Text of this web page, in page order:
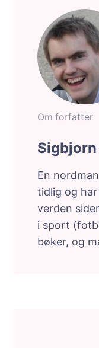
Om forfatter
Sigbjorn
En
tidlig og
verden
i sport
bøker, og